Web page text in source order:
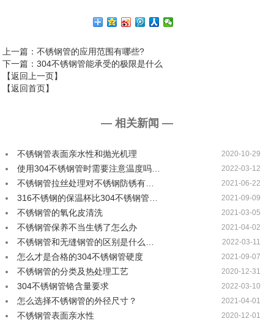
上一篇 ：不锈钢管的应用范围有哪些?
下一篇 ：304不锈钢管能承受的极限是什么
【返回上一页】
【返回首页】
— 相关新闻 —
不锈钢管表面亲水性和抛光机理 2020-10-29
使用304不锈钢管时需要注意温度吗… 2022-03-12
不锈钢管拉丝处理对不锈钢防锈有… 2021-06-22
316不锈钢的保温杯比304不锈钢管… 2021-09-09
不锈钢管的氧化皮清洗 2021-03-05
不锈钢管保养不当生锈了怎么办 2021-04-02
不锈钢管和无缝钢管的区别是什么… 2022-03-11
怎么才是合格的304不锈钢管硬度 2021-09-07
不锈钢管的分类及热处理工艺 2020-12-31
304不锈钢管铬含量要求 2022-03-10
怎么选择不锈钢管的外径尺寸？ 2021-04-01
不锈钢管表面亲水性 2020-12-01